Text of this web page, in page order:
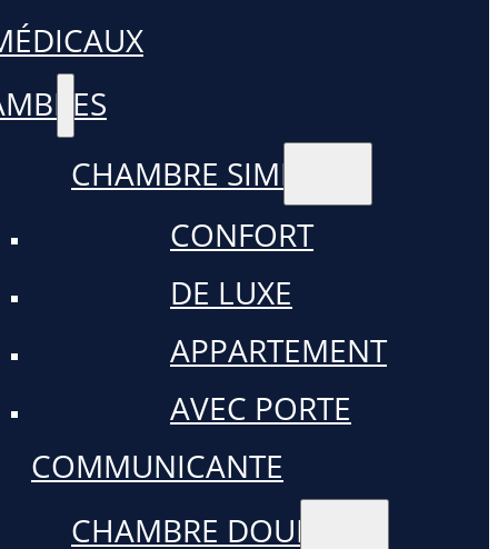
CHAMBRE SIMPLE
CONFORT
DE LUXE
APPARTEMENT
AVEC PORTE
COMMUNICANTE
CHAMBRE DOUBLE